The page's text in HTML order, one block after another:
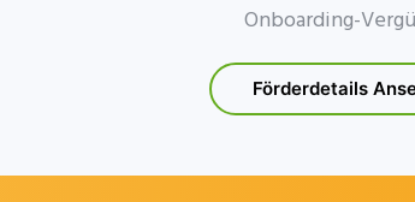
Onboarding-
Förderdetails